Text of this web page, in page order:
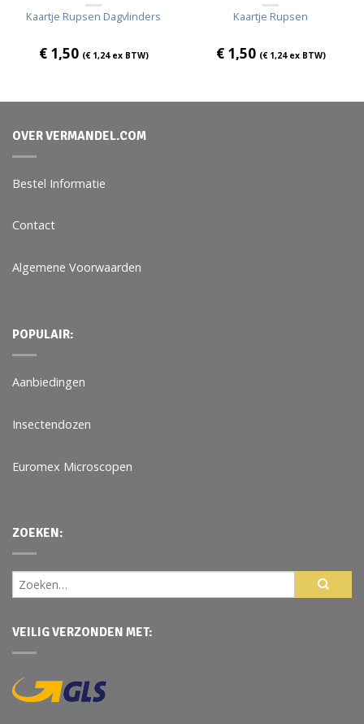
Kaartje Rupsen Dagvlinders
€1,50 (€1,24ex BTW)
Kaartje Rupsen
€1,50 (€1,24ex BTW)
OVER VERMANDEL.COM
Bestel Informatie
Contact
Algemene Voorwaarden
POPULAIR:
Aanbiedingen
Insectendozen
Euromex Microscopen
ZOEKEN:
VEILIG VERZONDEN MET: